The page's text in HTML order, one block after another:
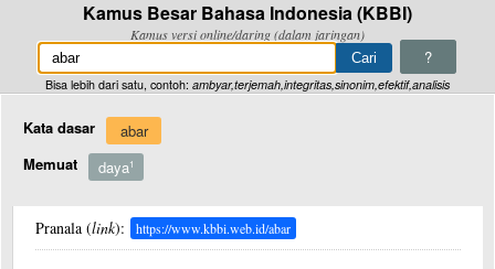
Kamus Besar Bahasa Indonesia (KBBI)
Kamus versi online/daring (dalam jaringan)
?
Bisa lebih dari satu, contoh: ambyar,terjemah,integritas,sinonim,efektif,analisis
Kata dasar
abar
Memuat
daya1
Pranala (link): https://www.kbbi.web.id/abar